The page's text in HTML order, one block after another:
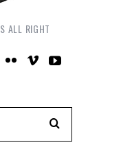
ALL RIGHT